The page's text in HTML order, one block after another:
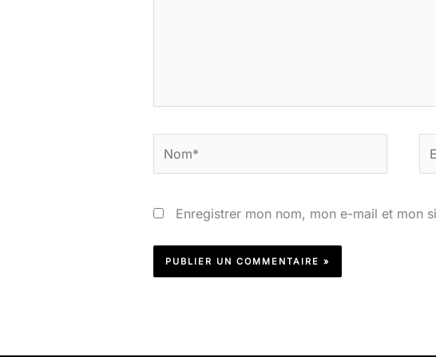
Enregistrer mon nom, mon e-mail et mon